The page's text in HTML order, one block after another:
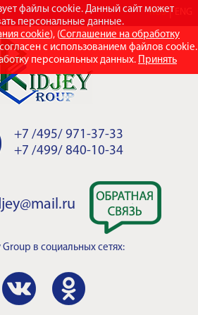
файлы cookie. Данный сайт может
персональные данные.
cookie), (Соглашение на обработку
с использованием файлов cookie.
персональных данных. Принять
RUS
+7 /495/ 971-37-33
+7 /499/ 840-10-34
Group в социальных сетях: